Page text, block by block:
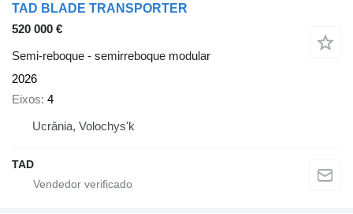
TAD BLADE TRANSPORTER
520 000 €
Semi-reboque - semirreboque modular
2026
Eixos 4
Ucrânia, Volochys'k
TAD